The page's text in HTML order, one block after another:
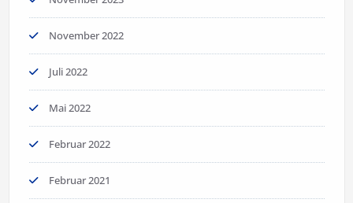
November 2022
Juli 2022
Mai 2022
Februar 2022
Februar 2021